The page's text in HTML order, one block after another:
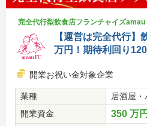
完全代行型飲食店フランチャイズamau
【運営は完全代行】
万円！期待利回り
開業お祝い金対象企業
業種
居酒屋・
開業資金
350 万円